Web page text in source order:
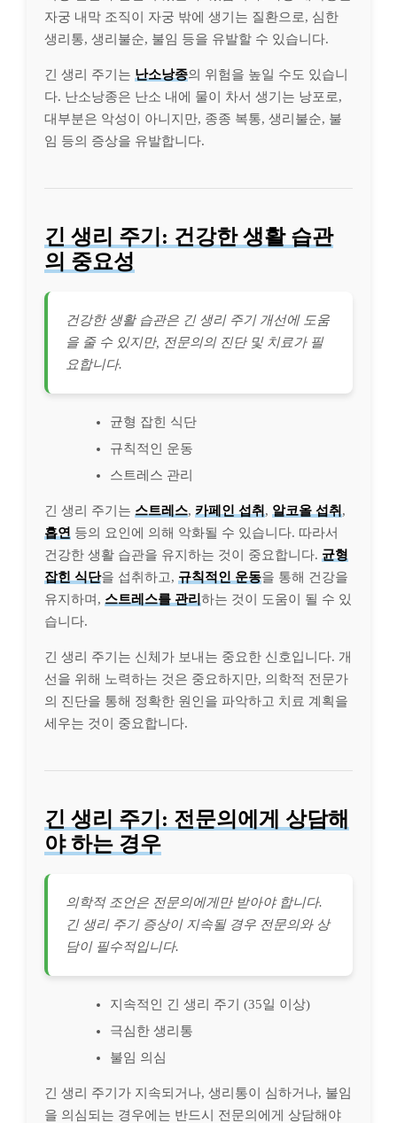
자궁 내막 조직이 자궁 밖에 생기는 질환으로, 심한
생리통, 생리불순, 불임 등을 유발할 수 있습니다.
긴 생리 주기는 난소낭종의 위험을 높일 수도 있습니
다. 난소낭종은 난소 내에 물이 차서 생기는 낭포로,
대부분은 악성이 아니지만, 종종 복통, 생리불순, 불
임 등의 증상을 유발합니다.
긴 생리 주기: 건강한 생활 습관
의 중요성
건강한 생활 습관은 긴 생리 주기 개선에 도움
을 줄 수 있지만, 전문의의 진단 및 치료가 필
요합니다.
균형 잡힌 식단
규칙적인 운동
스트레스 관리
긴 생리 주기는 스트레스, 카페인 섭취 , 알코올 섭취 ,
흡연 등의 요인에 의해 악화될 수 있습니다. 따라서
건강한 생활 습관을 유지하는 것이 중요합니다. 균형
잡힌 식단을 섭취하고, 규칙적인 운동을 통해 건강을
유지하며, 스트레스를 관리 하는 것이 도움이 될 수 있
습니다.
긴 생리 주기는 신체가 보내는 중요한 신호입니다. 개
선을 위해 노력하는 것은 중요하지만, 의학적 전문가
의 진단을 통해 정확한 원인을 파악하고 치료 계획을
세우는 것이 중요합니다.
긴 생리 주기: 전문의에게 상담해
야 하는 경우
의학적 조언은 전문의에게만 받아야 합니다.
긴 생리 주기 증상이 지속될 경우 전문의와 상
담이 필수적입니다.
지속적인 긴 생리 주기 (35일 이상)
극심한 생리통
불임 의심
긴 생리 주기가 지속되거나, 생리통이 심하거나, 불임
을 의심되는 경우에는 반드시 전문의에게 상담해야